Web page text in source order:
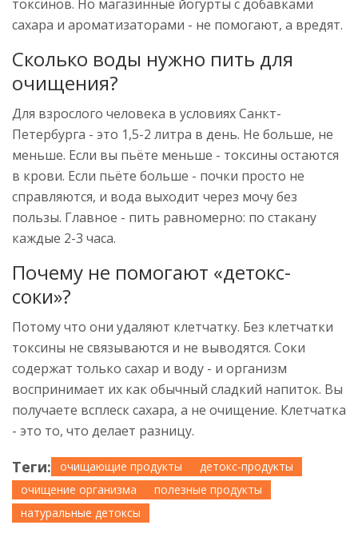
токсинов. Но магазинные йогурты с добавками
сахара и ароматизаторами - не помогают, а вредят.
Сколько воды нужно пить для
очищения?
Для взрослого человека в условиях Санкт-
Петербурга - это 1,5-2 литра в день. Не больше, не
меньше. Если вы пьёте меньше - токсины остаются
в крови. Если пьёте больше - почки просто не
справляются, и вода выходит через мочу без
пользы. Главное - пить равномерно: по стакану
каждые 2-3 часа.
Почему не помогают «детокс-
соки»?
Потому что они удаляют клетчатку. Без клетчатки
токсины не связываются и не выводятся. Соки
содержат только сахар и воду - и организм
воспринимает их как обычный сладкий напиток. Вы
получаете всплеск сахара, а не очищение. Клетчатка
- это то, что делает разницу.
Теги: очищающие продукты
детокс-продукты
очищение организма
полезные продукты
натуральные детоксы